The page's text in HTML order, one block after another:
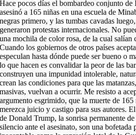
Hace pocos días el bombardeo conjunto
asesinó a 165 niñas en una escuela de
negras primero, y las tumbas cavadas
generaron protestas internacionales. No
una mochila de color rosa, de la cual salían
Cuando los gobiernos de otros países
especulan hasta dónde puede ser bueno o
lo que hacen es convalidar la peor de las
construyen una impunidad intolerable,
crean las condiciones para que las
masivas, vuelvan a ocurrir. Me resisto a
argumento esgrimido, que la muerte de 165
merezca juicio y castigo para sus autores.
de Donald Trump, la sonrisa permanente
silencio ante el asesinato, son una bofetada